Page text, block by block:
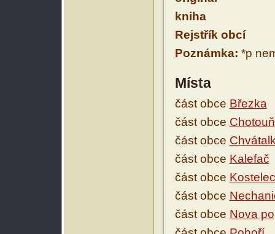
kniha
Rejstřík obcí
Poznámka: *p
Místa
část obce Březka
část obce Chotouň
část obce
část obce Kalefač
část obce Kostelec
část obce
část obce Nova